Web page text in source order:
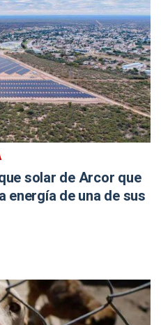
solar de Arcor que
energía de una de sus